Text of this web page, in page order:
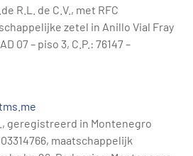
R.L. de C.V., met RFC
zetel in Anillo Vial Fray
07 – piso 3, C.P.: 76147 –
geregistreerd in Montenegro
maatschappelijk